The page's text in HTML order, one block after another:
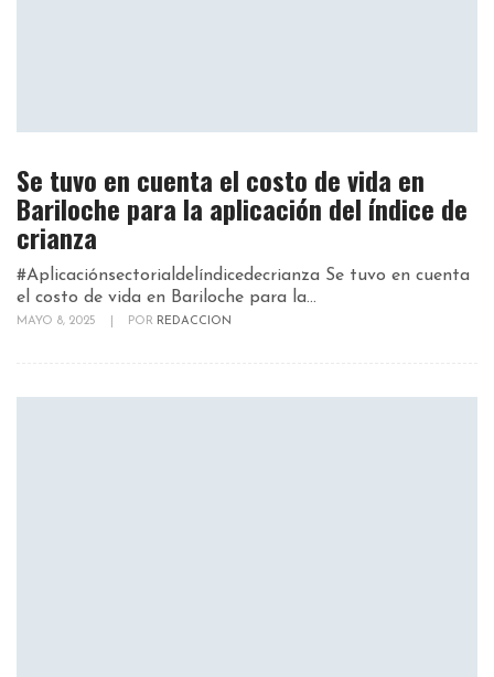
Se tuvo en cuenta el costo de vida en
Bariloche para la aplicación del índice de
crianza
#Aplicaciónsectorialdelíndicedecrianza Se tuvo en cuenta
el costo de vida en Bariloche para la...
MAYO 8, 2025 POR REDACCION